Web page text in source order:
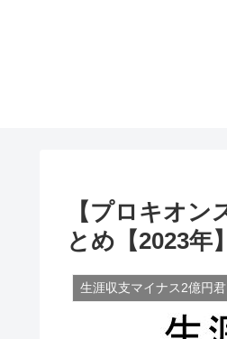
【プロキオ
とめ【2023年】
生涯収支マイナス2億円君